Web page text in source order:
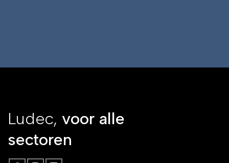
Ludec, voor alle
sectoren